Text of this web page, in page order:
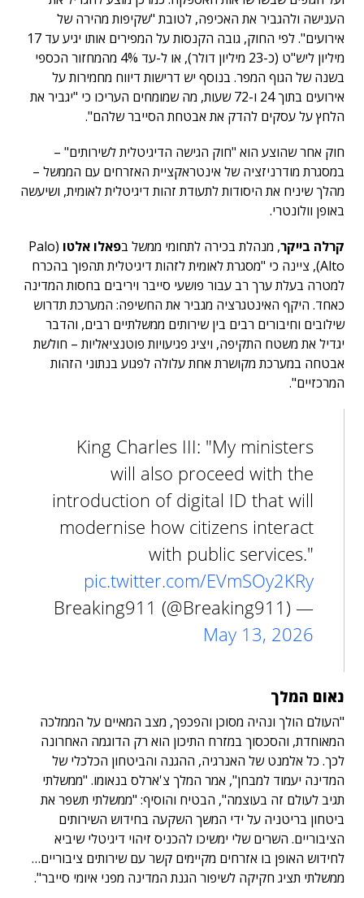
הענישה ולהגביר את האכיפה, לטובת "שקיפות מהירה של
אירועים". לפי החוק, גובה הקנסות על המפירים אותו יגיע עד 17
מיליון ליש"ט (כ-23 מיליון דולר), או ל-עד 4% מהמחזור הכספי
בשנה של הגוף המפר. בנוסף יש דרישות דיווח מחמירות על
אירועים בתוך 24 ו-72 שעות, מה שמומחים העריכו כי "יגביר את
הלחץ על עסקים להדק את אבטחת הסייבר שלהם".
חוק אחר שהוצע הוא "חוק הגישה הדיגיטלית לשירותים" –
במסגרת מודרניזציה של אינטראקציית האזרחים עם הממשל –
מהלך שיניח את היסודות לתעודת זהות דיגיטלית לאומית, ושיעשה
באופן וולונטרי.
קרלה בייקר, מנהלת בכירה לתחומי ממשל בפאלו אלטו (Palo
Alto), ציינה כי "מסגרת לאומית לזהות דיגיטלית תהפוך בהכרח
למטרה בעלת ערך רב עבור פושעי סייבר ויריבים בחסות המדינה
כאחד. היקף האינטגרציה מגביר את החשיפה: המערכת תדרוש
שילובים וחיבורים רבים בין שירותים ממשלתיים רבים, והדבר
יגדיל את משטח התקיפה, ויציג פגיעויות פוטנציאליות – חולשת
אבטחה במערכת מקושרת אחת עלולה לפגוע בנתוני הזהות
המרכזיים".
King Charles III: "My ministers
will also proceed with the
introduction of digital ID that will
modernise how citizens interact
with public services."
pic.twitter.com/EVmSOy2KRy
— Breaking911 (@Breaking911)
May 13, 2026
נאום המלך
"העולם הולך ונהיה מסוכן והפכפך, מצב המאיים על הממלכה
המאוחדת, והסכסוך במזרח התיכון הוא רק הדוגמה האחרונה
לכך. כל אלמנט של האנרגיה, ההגנה והביטחון הכלכלי של
המדינה יעמוד למבחן", אמר המלך צ'ארלס בנאומו. "ממשלתי
תגיב לעולם זה בעוצמה", הבטיח והוסיף: "ממשלתי תשפר את
ביטחון בריטניה על ידי המשך השקעה בחידוש השירותים
הציבוריים. השרים שלי ימשיכו להכניס זיהוי דיגיטלי שיביא
לחידוש האופן בו אזרחים מקיימים קשר עם שירותים ציבוריים…
ממשלתי תציג חקיקה לשיפור הגנת המדינה מפני איומי סייבר".